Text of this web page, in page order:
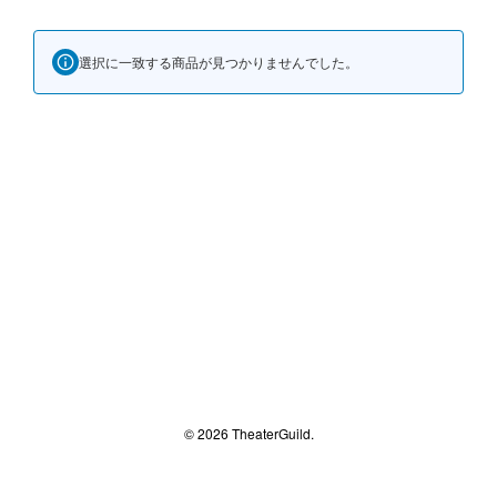
選択に一致する商品が見つかりませんでした。
© 2026 TheaterGuild.